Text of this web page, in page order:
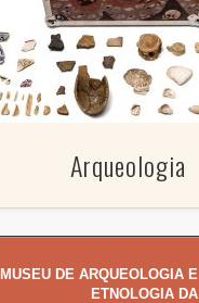
Arqueologia
MUSEU DE ARQUEOLOGIA E
ETNOLOGIA DA